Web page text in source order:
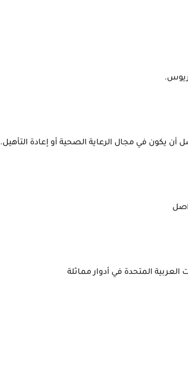
أن يكون في مجال الرعاية الصحية أو إعادة التأهيل.
المتحدة في أدوار مماثلة